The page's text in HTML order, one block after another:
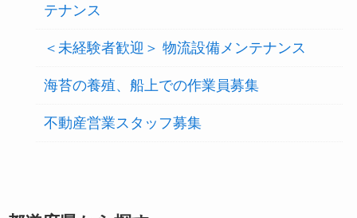
テナンス
＜未経験者歓迎＞ 物流設備メンテナンス
海苔の養殖、船上での作業員募集
不動産営業スタッフ募集